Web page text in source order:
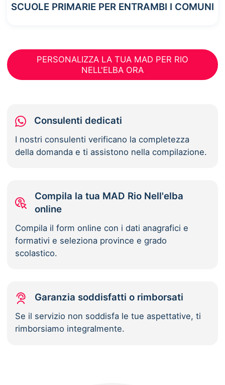
SCUOLE PRIMARIE PER ENTRAMBI I COMUNI
PERSONALIZZA LA TUA MAD PER RIO
NELL'ELBA ORA
Consulenti dedicati
I nostri consulenti verificano la completezza
della domanda e ti assistono nella compilazione.
Compila la tua MAD Rio Nell'elba
online
Compila il form online con i dati anagrafici e
formativi e seleziona province e grado
scolastico.
Garanzia soddisfatti o rimborsati
Se il servizio non soddisfa le tue aspettative, ti
rimborsiamo integralmente.